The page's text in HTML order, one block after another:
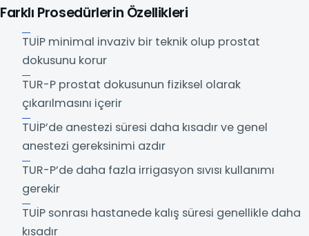
Farklı Prosedürlerin Özellikleri
TUİP minimal invaziv bir teknik olup prostat
dokusunu korur
TUR-P prostat dokusunun fiziksel olarak
çıkarılmasını içerir
TUİP’de anestezi süresi daha kısadır ve genel
anestezi gereksinimi azdır
TUR-P’de daha fazla irrigasyon sıvısı kullanımı
gerekir
TUİP sonrası hastanede kalış süresi genellikle daha
kısadır